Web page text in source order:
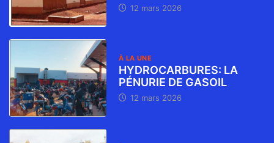
12 mars 2026
À LA UNE
HYDROCARBURES: LA
PÉNURIE DE GASOIL
12 mars 2026